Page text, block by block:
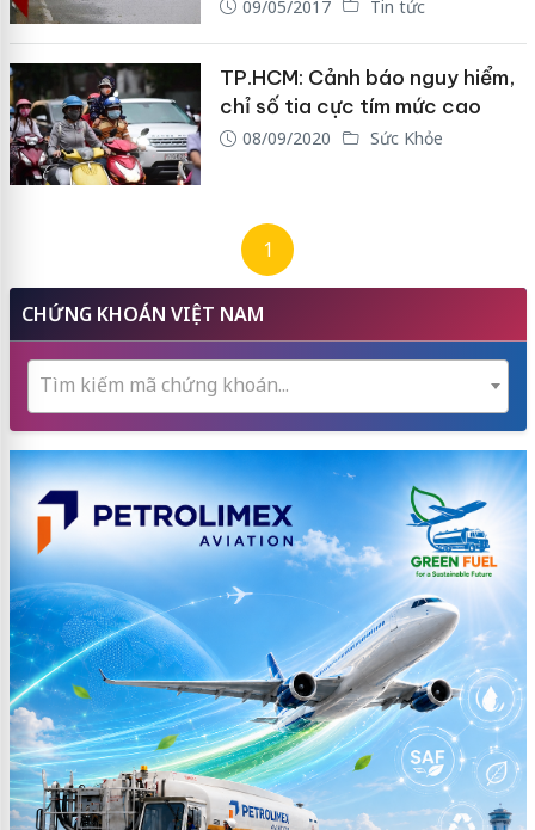
09/05/2017 Tin tức
TP.HCM: Cảnh báo nguy hiểm,
chỉ số tia cực tím mức cao
08/09/2020 Sức Khỏe
1
CHỨNG KHOÁN VIỆT NAM
Tìm kiếm mã chứng khoán...